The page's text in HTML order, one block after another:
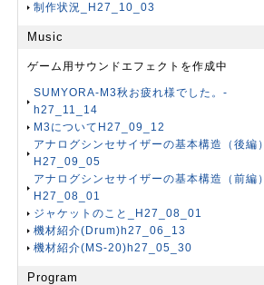
制作状況_H27_10_03
Music
ゲーム用サウンドエフェクトを作成中
SUMYORA-M3秋お疲れ様でした。-
h27_11_14
M3についてH27_09_12
アナログシンセサイザーの基本構造（後編）
H27_09_05
アナログシンセサイザーの基本構造（前編）
H27_08_01
ジャケットのこと_H27_08_01
機材紹介(Drum)h27_06_13
機材紹介(MS-20)h27_05_30
Program